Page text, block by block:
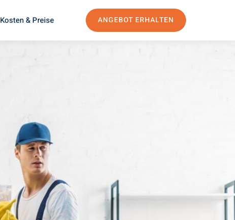
Kosten & Preise ANGEBOT ERHALTEN